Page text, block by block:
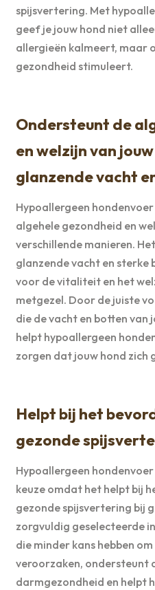
spijsvertering. Met
geef je jouw hond niet
allergieën kalmeert, maar
gezondheid stimuleert.
Ondersteunt de
en welzijn van
glanzende vacht
Hypoallergeen
algehele gezondheid en
verschillende manieren.
glanzende vacht en sterke
voor de vitaliteit en het
metgezel. Door de juiste
die de vacht en botten van
helpt hypoallergeen
zorgen dat jouw hond zich
Helpt bij het
gezonde
Hypoallergeen
keuze omdat het helpt bij
gezonde spijsvertering bij
zorgvuldig geselecteerde
die minder kans hebben
veroorzaken, ondersteunt
darmgezondheid en helpt